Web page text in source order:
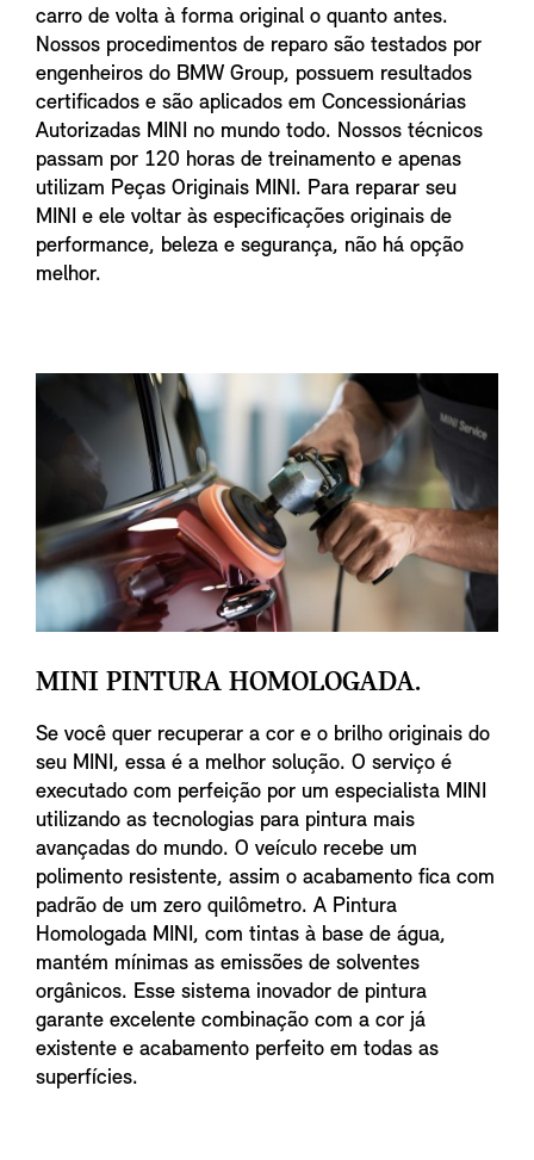
carro de volta à forma original o quanto antes.
Nossos procedimentos de reparo são testados por
engenheiros do BMW Group, possuem resultados
certificados e são aplicados em Concessionárias
Autorizadas MINI no mundo todo. Nossos técnicos
passam por 120 horas de treinamento e apenas
utilizam Peças Originais MINI. Para reparar seu
MINI e ele voltar às especificações originais de
performance, beleza e segurança, não há opção
melhor.
MINI PINTURA HOMOLOGADA.
Se você quer recuperar a cor e o brilho originais do
seu MINI, essa é a melhor solução. O serviço é
executado com perfeição por um especialista MINI
utilizando as tecnologias para pintura mais
avançadas do mundo. O veículo recebe um
polimento resistente, assim o acabamento fica com
padrão de um zero quilômetro. A Pintura
Homologada MINI, com tintas à base de água,
mantém mínimas as emissões de solventes
orgânicos. Esse sistema inovador de pintura
garante excelente combinação com a cor já
existente e acabamento perfeito em todas as
superfícies.